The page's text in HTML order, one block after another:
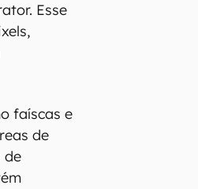
Esse
faíscas e
de
de